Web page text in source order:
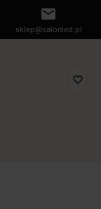
mail
sklep@salonled.pl
favorite_border